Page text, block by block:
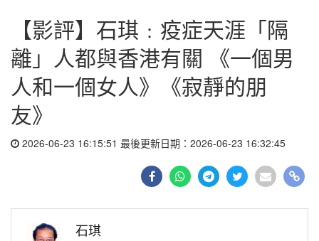
【影評】石琪﹕疫症天涯「隔
離」人都與香港有關 《一個男
人和一個女人》《寂靜的朋
友》
2026-06-23 16:15:51 最後更新日期：2026-06-23 16:32:45
石琪